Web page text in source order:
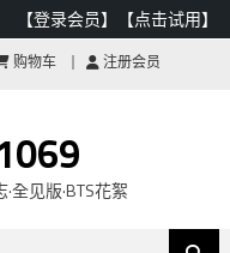
【登录会员】 【点击试用】
购物车 注册会员
全见版·BTS花絮